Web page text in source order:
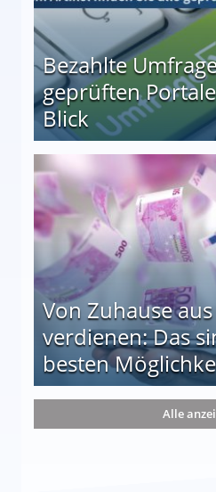
Bezahlte
geprüften
Blick
auf einen Blick
Von Zuhause
verdienen: Das
besten
die 15 besten Möglichkeiten
Alle